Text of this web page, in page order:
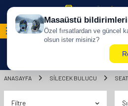
500 TL ÜZERİ
ANASAYFA SILECEK BULUCU SEAT
Filtre